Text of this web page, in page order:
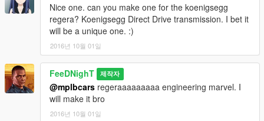
Nice one. can you make one for the koenigsegg
regera? Koenigsegg Direct Drive transmission. I bet it
will be a unique one. :)
2016년 10월 01일
FeeDNighT 제작자
@mplbcars regeraaaaaaaaa engineering marvel. I
will make it bro
2016년 10월 01일